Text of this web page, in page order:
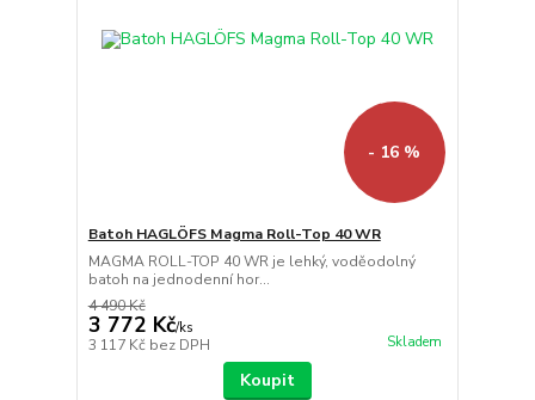
- 16 %
Batoh HAGLÖFS Magma Roll-Top 40 WR
MAGMA ROLL-TOP 40 WR je lehký, voděodolný
batoh na jednodenní hor...
4 490 Kč
3 772 Kč/ks
3 117 Kč bez DPH Skladem
Koupit